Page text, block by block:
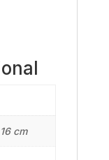
cm